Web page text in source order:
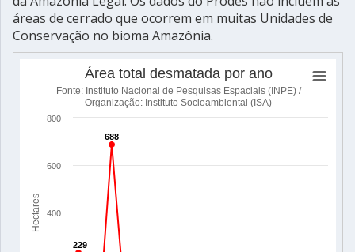
áreas de cerrado que ocorrem em muitas Unidades de
Conservação no bioma Amazônia.